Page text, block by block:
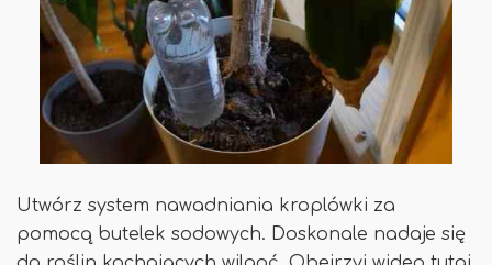
Utwórz system nawadniania kroplówki za
pomocą butelek sodowych. Doskonale nadaje się